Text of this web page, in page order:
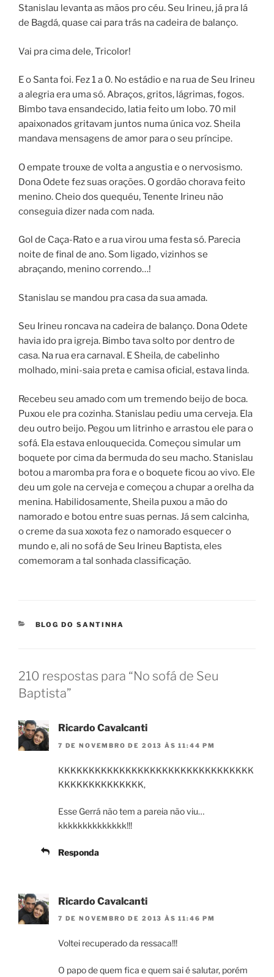
Stanislau levanta as mãos pro céu. Seu Irineu, já pra lá
de Bagdá, quase cai para trás na cadeira de balanço.
Vai pra cima dele, Tricolor!
E o Santa foi. Fez 1 a 0. No estádio e na rua de Seu Irineu
a alegria era uma só. Abraços, gritos, lágrimas, fogos.
Bimbo tava ensandecido, latia feito um lobo. 70 mil
apaixonados gritavam juntos numa única voz. Sheila
mandava mensagens de amor para o seu príncipe.
O empate trouxe de volta a angustia e o nervosismo.
Dona Odete fez suas orações. O gordão chorava feito
menino. Cheio dos quequéu, Tenente Irineu não
conseguia dizer nada com nada.
Gol de Caça-Rato e a rua virou uma festa só. Parecia
noite de final de ano. Som ligado, vizinhos se
abraçando, menino correndo…!
Stanislau se mandou pra casa da sua amada.
Seu Irineu roncava na cadeira de balanço. Dona Odete
havia ido pra igreja. Bimbo tava solto por dentro de
casa. Na rua era carnaval. E Sheila, de cabelinho
molhado, mini-saia preta e camisa oficial, estava linda.
Recebeu seu amado com um tremendo beijo de boca.
Puxou ele pra cozinha. Stanislau pediu uma cerveja. Ela
deu outro beijo. Pegou um litrinho e arrastou ele para o
sofá. Ela estava enlouquecida. Começou simular um
boquete por cima da bermuda do seu macho. Stanislau
botou a maromba pra fora e o boquete ficou ao vivo. Ele
deu um gole na cerveja e começou a chupar a orelha da
menina. Habilidosamente, Sheila puxou a mão do
namorado e botou entre suas pernas. Já sem calcinha,
o creme da sua xoxota fez o namorado esquecer o
mundo e, ali no sofá de Seu Irineu Baptista, eles
comemoram a tal sonhada classificação.
CATEGORIAS
BLOG DO SANTINHA
210 respostas para “No sofá de Seu
Baptista”
Ricardo Cavalcanti
7 DE NOVEMBRO DE 2013 ÀS 11:44 PM
KKKKKKKKKKKKKKKKKKKKKKKKKKKKKKKK
KKKKKKKKKKKKKK,
Esse Gerrá não tem a pareia não viu…
kkkkkkkkkkkkkk!!!
Responda
Ricardo Cavalcanti
7 DE NOVEMBRO DE 2013 ÀS 11:46 PM
Voltei recuperado da ressaca!!!
O papo de quem fica e quem sai é salutar, porém